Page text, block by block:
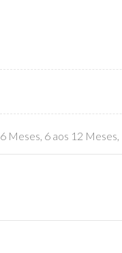
Meses 6 aos 12 Meses